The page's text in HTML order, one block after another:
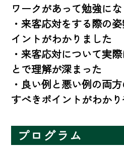
ワークがあって勉強に
・来客応対をする際の
イントがわかりました
・来客応対について実
とで理解が深まった
・良い例と悪い例の両
すべきポイントがわか
プログラム